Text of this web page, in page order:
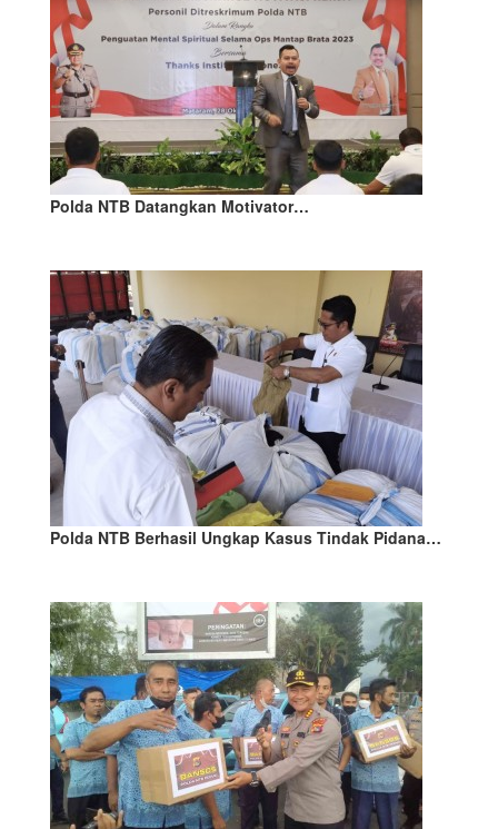
Polda NTB Datangkan Motivator…
Polda NTB Berhasil Ungkap Kasus Tindak Pidana…